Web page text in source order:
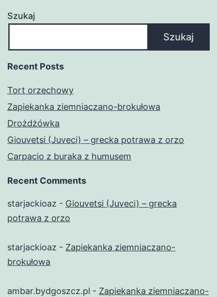
Szukaj
Szukaj
Recent Posts
Tort orzechowy
Zapiekanka ziemniaczano-brokułowa
Drożdżówka
Giouvetsi (Juveci) – grecka potrawa z orzo
Carpacio z buraka z humusem
Recent Comments
starjackioaz - Giouvetsi (Juveci) – grecka
potrawa z orzo
starjackioaz - Zapiekanka ziemniaczano-
brokułowa
ambar.bydgoszcz.pl - Zapiekanka ziemniaczano-